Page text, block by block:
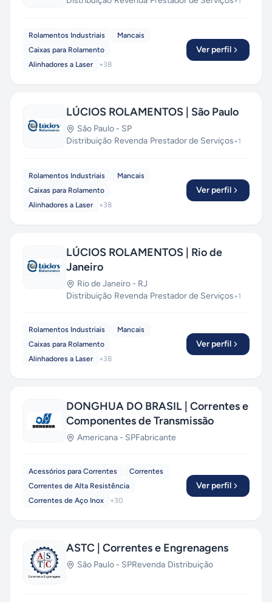
Rolamentos Industriais
Mancais
Caixas para Rolamento
Alinhadores a Laser
+38
Ver perfil
LÚCIOS ROLAMENTOS | São Paulo
São Paulo - SP
Distribuição·Revenda·Prestador de Serviços+1
Rolamentos Industriais
Mancais
Caixas para Rolamento
Alinhadores a Laser
+38
Ver perfil
LÚCIOS ROLAMENTOS | Rio de
Janeiro
Rio de Janeiro - RJ
Distribuição·Revenda·Prestador de Serviços+1
Rolamentos Industriais
Mancais
Caixas para Rolamento
Alinhadores a Laser
+38
Ver perfil
DONGHUA DO BRASIL | Correntes e
Componentes de Transmissão
Americana - SPFabricante
Acessórios para Correntes
Correntes
Correntes de Alta Resistência
Correntes de Aço Inox
+30
Ver perfil
ASTC | Correntes e Engrenagens
São Paulo - SPRevenda·Distribuição